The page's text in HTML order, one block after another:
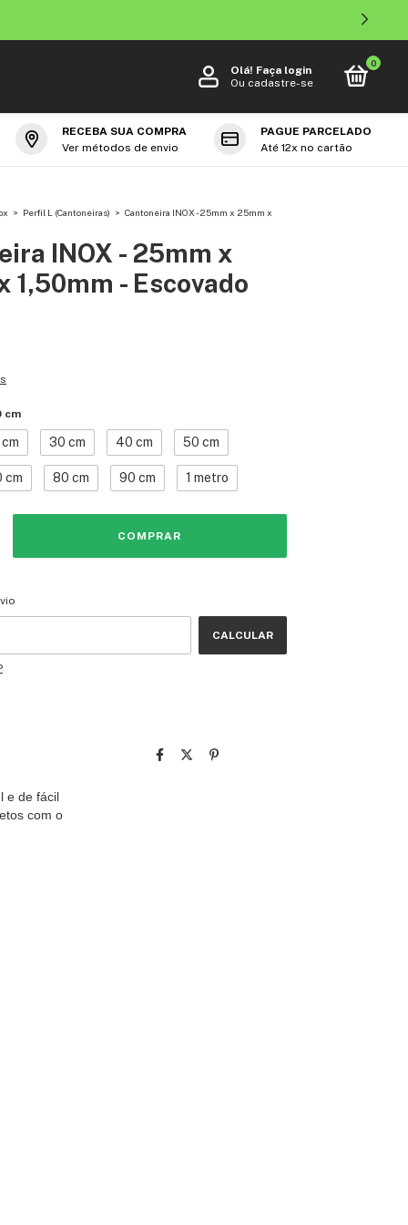
Olá! Faça login
Ou cadastre-se
0
RECEBA SUA COMPRA
Ver métodos de envio
PAGUE PARCELADO
Até 12x no cartão
> Perfil L (Cantoneiras) > Cantoneira INOX - 25mm x 25mm x
INOX - 25mm x
1,50mm - Escovado
cm
30 cm 40 cm 50 cm
cm 80 cm 90 cm 1 metro
CALCULAR
e de fácil
com o